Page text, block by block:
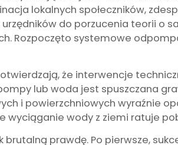
lokalnych społeczników,
urzędników do porzucenia teorii o
Rozpoczęto systemowe
że interwencje
lub woda jest spuszczana
i powierzchniowych wyraźnie
wyciąganie wody z ziemi ratuje
prawdę. Po pierwsze,